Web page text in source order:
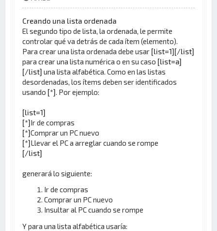
Creando una lista ordenada
El segundo tipo de lista, la ordenada, le permite
controlar qué va detrás de cada ítem (elemento).
Para crear una lista ordenada debe usar [list=1][/list]
para crear una lista numérica o en su caso [list=a]
[/list] una lista alfabética. Como en las listas
desordenadas, los ítems deben ser identificados
usando [*] . Por ejemplo:
[list=1]
[*]Ir de compras
[*]Comprar un PC nuevo
[*]Llevar el PC a arreglar cuando se rompe
[/list]
generará lo siguiente:
Ir de compras
Comprar un PC nuevo
Insultar al PC cuando se rompe
Y para una lista alfabética usaría: